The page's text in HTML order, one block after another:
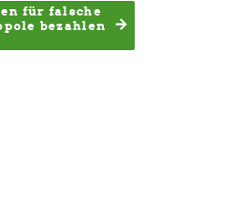
für falsche
bezahlen